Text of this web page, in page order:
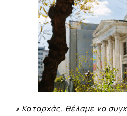
» Καταρχάς, θέλαμε να